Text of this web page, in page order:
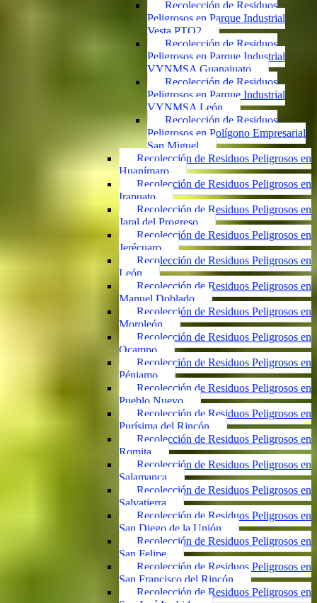
Recolección de Residuos
Peligrosos en Parque Industrial
Vesta PTO2
Recolección de Residuos
Peligrosos en Parque Industrial
VYNMSA Guanajuato
Recolección de Residuos
Peligrosos en Parque Industrial
VYNMSA León
Recolección de Residuos
Peligrosos en Polígono Empresarial
San Miguel
Recolección de Residuos Peligrosos en
Huanímaro
Recolección de Residuos Peligrosos en
Irapuato
Recolección de Residuos Peligrosos en
Jaral del Progreso
Recolección de Residuos Peligrosos en
Jerécuaro
Recolección de Residuos Peligrosos en
León
Recolección de Residuos Peligrosos en
Manuel Doblado
Recolección de Residuos Peligrosos en
Moroleón
Recolección de Residuos Peligrosos en
Ocampo
Recolección de Residuos Peligrosos en
Pénjamo
Recolección de Residuos Peligrosos en
Pueblo Nuevo
Recolección de Residuos Peligrosos en
Purísima del Rincón
Recolección de Residuos Peligrosos en
Romita
Recolección de Residuos Peligrosos en
Salamanca
Recolección de Residuos Peligrosos en
Salvatierra
Recolección de Residuos Peligrosos en
San Diego de la Unión
Recolección de Residuos Peligrosos en
San Felipe
Recolección de Residuos Peligrosos en
San Francisco del Rincón
Recolección de Residuos Peligrosos en